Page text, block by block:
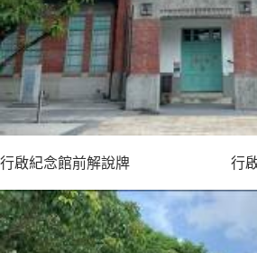
行啟紀念館前解說牌 行啟